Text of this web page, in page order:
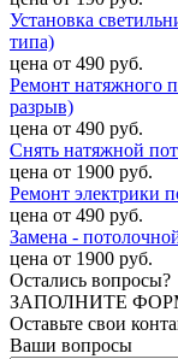
Установка
типа)
цена от 490 руб.
Ремонт натяжного
разрыв)
цена от 490 руб.
Снять натяжной
цена от 1900 руб.
Ремонт электрики
цена от 490 руб.
Замена -
цена от 1900 руб.
Остались вопросы?
ЗАПОЛНИТЕ
Оставьте свои
Ваши вопросы